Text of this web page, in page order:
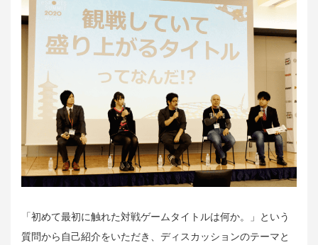
「初めて最初に触れた対戦ゲームタイトルは何か。」という
質問から自己紹介をいただき、ディスカッションのテーマと